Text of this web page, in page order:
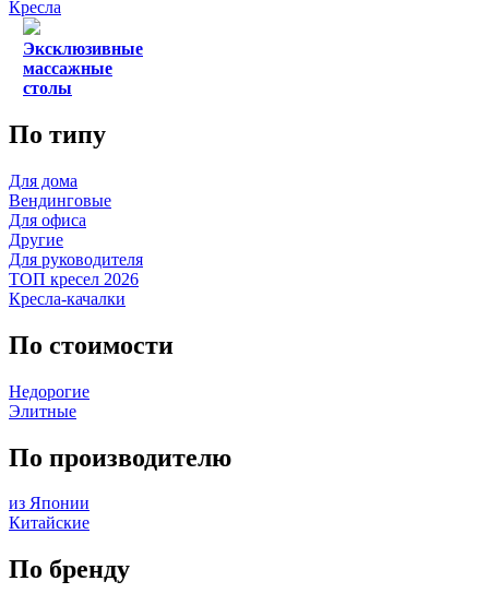
Кресла
Эксклюзивные
массажные
столы
По типу
Для дома
Вендинговые
Для офиса
Другие
Для руководителя
ТОП кресел 2026
Кресла-качалки
По стоимости
Недорогие
Элитные
По производителю
из Японии
Китайские
По бренду